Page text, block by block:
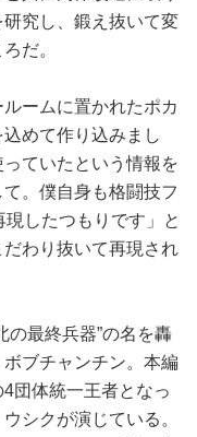
究し、鍛え抜いて変
だ。
ームに置かれたポカ
めて作り込みまし
ていたという情報を
。僕自身も格闘技フ
したつもりです」と
わり抜いて再現され
最終兵器”の名を轟
ブチャンチン。本編
団体統一王者となっ
シクが演じている。